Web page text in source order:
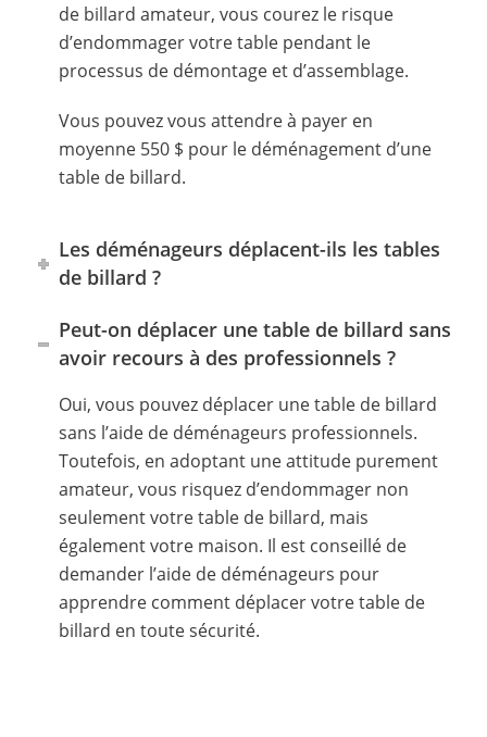
de billard amateur, vous courez le risque
d’endommager votre table pendant le
processus de démontage et d’assemblage.
Vous pouvez vous attendre à payer en
moyenne 550 $ pour le déménagement d’une
table de billard.
Les déménageurs déplacent-ils les tables
de billard ?
Peut-on déplacer une table de billard sans
avoir recours à des professionnels ?
Oui, vous pouvez déplacer une table de billard
sans l’aide de déménageurs professionnels.
Toutefois, en adoptant une attitude purement
amateur, vous risquez d’endommager non
seulement votre table de billard, mais
également votre maison. Il est conseillé de
demander l’aide de déménageurs pour
apprendre comment déplacer votre table de
billard en toute sécurité.